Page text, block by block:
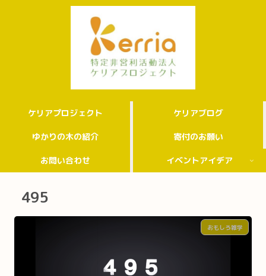
ケリアプロジェクト ケリアブログ
ゆかりの木の紹介 寄付のお願い
お問い合わせ イベントアイデア
495
おもしろ雑学